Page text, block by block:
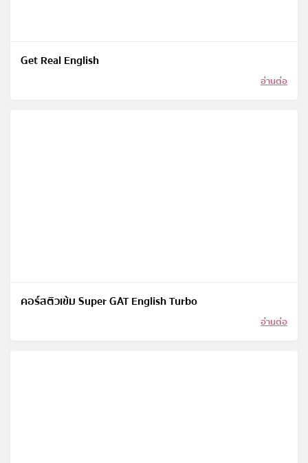
Get Real English
อ่านต่อ
คอร์สติวเข้ม Super GAT English Turbo
อ่านต่อ